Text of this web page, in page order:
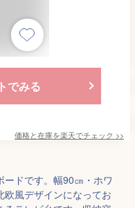
でみる
価格と在庫を楽天でチェック >>
ドです。幅90㎝・ホワ
風デザインになってお